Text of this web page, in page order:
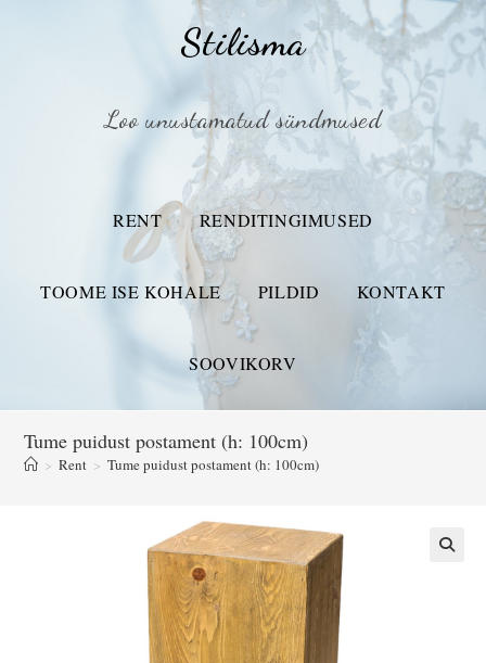
Stilisma
Loo unustamatud sündmused
RENT RENDITINGIMUSED
TOOME ISE KOHALE PILDID KONTAKT
SOOVIKORV
Tume puidust postament (h: 100cm)
> Rent > Tume puidust postament (h: 100cm)